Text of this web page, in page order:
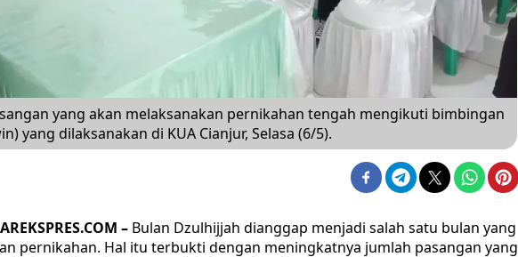
yang akan melaksanakan pernikahan tengah mengikuti bimbingan
yang dilaksanakan di KUA Cianjur, Selasa (6/5).
– Bulan Dzulhijjah dianggap menjadi salah satu bulan yang
pernikahan. Hal itu terbukti dengan meningkatnya jumlah pasangan yang